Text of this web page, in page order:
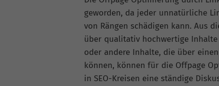
geworden, da jeder unnatürliche
von Rängen schädigen kann. Aus
über qualitativ hochwertige Inhalte
oder andere Inhalte, die über einen
können, können für die Offpage
in SEO-Kreisen eine ständige